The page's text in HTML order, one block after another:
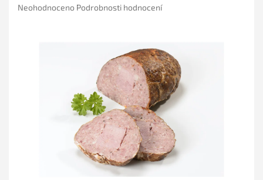
Průměrné
Neohodnoceno Podrobnosti hodnocení